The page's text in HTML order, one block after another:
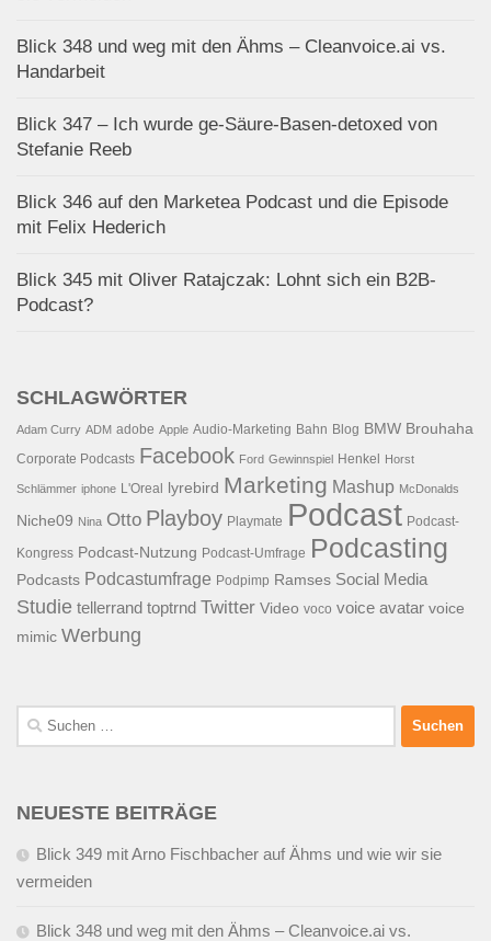
Blick 348 und weg mit den Ähms – Cleanvoice.ai vs.
Handarbeit
Blick 347 – Ich wurde ge-Säure-Basen-detoxed von
Stefanie Reeb
Blick 346 auf den Marketea Podcast und die Episode
mit Felix Hederich
Blick 345 mit Oliver Ratajczak: Lohnt sich ein B2B-
Podcast?
SCHLAGWÖRTER
Adam Curry ADM adobe Apple Audio-Marketing Bahn Blog BMW Brouhaha
Corporate Podcasts Facebook Ford Gewinnspiel Henkel Horst
Schlämmer iphone L'Oreal lyrebird Marketing Mashup McDonalds
Niche09 Nina Otto Playboy Playmate Podcast Podcast-
Kongress Podcast-Nutzung Podcast-Umfrage Podcasting
Podcasts Podcastumfrage Podpimp Ramses Social Media
Studie tellerrand toptrnd Twitter Video voco voice avatar voice
mimic Werbung
Suchen
nach:
NEUESTE BEITRÄGE
Blick 349 mit Arno Fischbacher auf Ähms und wie wir sie
vermeiden
Blick 348 und weg mit den Ähms – Cleanvoice.ai vs.